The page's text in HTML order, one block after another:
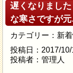
遅くなりまし
な寒さですが
カテゴリー：新着
投稿日：2017/
投稿者：管理人